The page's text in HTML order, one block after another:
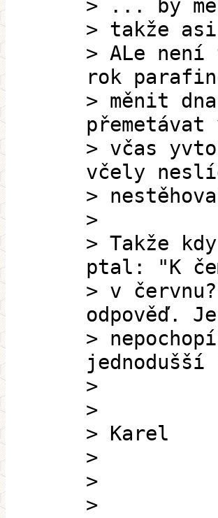
> ... by
> takže
> ALe není
rok
> měnit
> včas
včely
>
>
> Takže
ptal: "K
> v
odpověď.
>
>
>
> Karel
>
>
>